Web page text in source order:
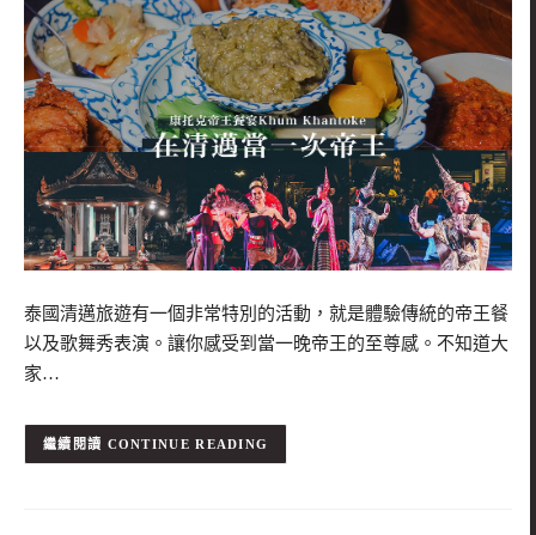
泰國清邁旅遊有一個非常特別的活動，就是體驗傳統的帝王餐
以及歌舞秀表演。讓你感受到當一晚帝王的至尊感。不知道大
家…
CONTINUE READING